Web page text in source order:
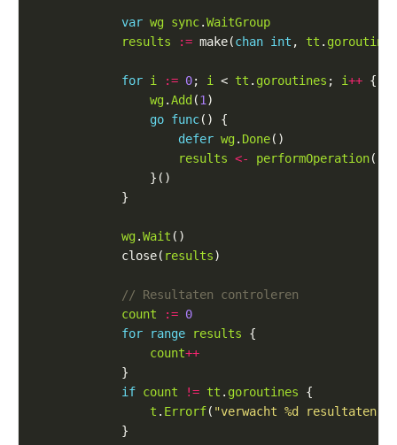
var wg sync.WaitGroup
results
:= make(chan int , tt . goroutines
for i := 0; i < tt . goroutines ; i++
wg.Add (1
go func
defer wg. Done
results <- performOperation
wg.Wait
            close(
results
count
:= 0
for
range results
count++
if count != tt . goroutines
t . Errorf( "verwacht %d resultaten,